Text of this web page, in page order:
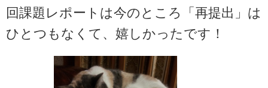
回課題レポートは今のところ「再提出」は
ひとつもなくて、嬉しかったです！